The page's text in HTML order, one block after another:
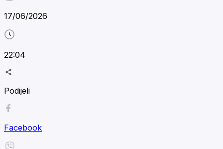
17/06/2026
22:04
Podijeli
Facebook